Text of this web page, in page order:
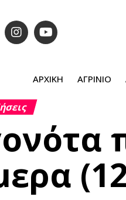
ΑΡΧΙΚΉ ΑΓΡΊΝΙΟ